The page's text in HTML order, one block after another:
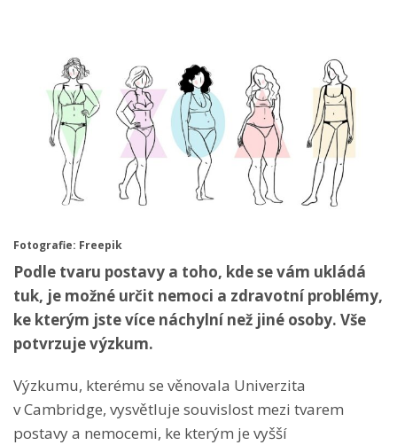
Fotografie: Freepik
Podle tvaru postavy a toho, kde se vám ukládá
tuk, je možné určit nemoci a zdravotní problémy,
ke kterým jste více náchylní než jiné osoby. Vše
potvrzuje výzkum.
Výzkumu, kterému se věnovala Univerzita
v Cambridge, vysvětluje souvislost mezi tvarem
postavy a nemocemi, ke kterým je vyšší